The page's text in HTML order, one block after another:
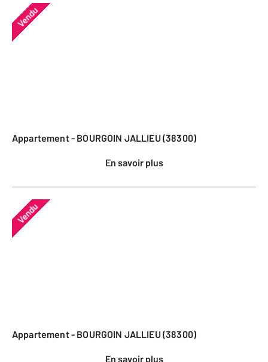
Vendu
Appartement - BOURGOIN JALLIEU (38300)
En savoir plus
Vendu
Appartement - BOURGOIN JALLIEU (38300)
En savoir plus